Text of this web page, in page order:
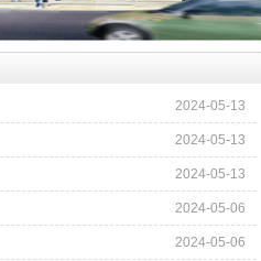
2024-05-13
2024-05-13
2024-05-13
2024-05-06
2024-05-06